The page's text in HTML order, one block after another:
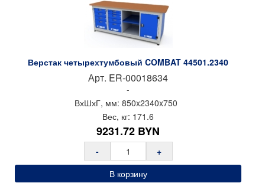
Верстак четырехтумбовый COMBAT 44501.2340
Арт. ER-00018634
-
ВхШхГ, мм: 850x2340x750
Вес, кг: 171.6
9231.72 BYN
-
+
В корзину